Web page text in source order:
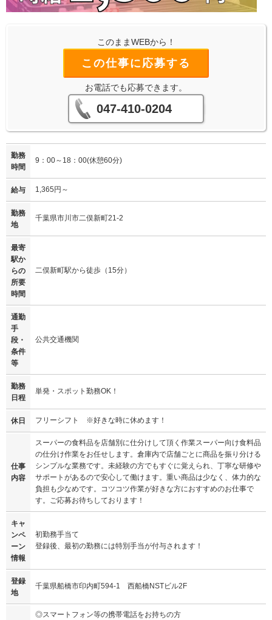
このままWEBから！
この仕事に応募する
お電話でも応募できます。
047-410-0204
勤務
時間
9：00～18：00(休憩60分)
給与 1,365円～
勤務
地
千葉県市川市二俣新町21-2
最寄
駅か
らの
所要
時間
二俣新町駅から徒歩（15分）
通勤
手
段・
条件
等
公共交通機関
勤務
日程
単発・スポット勤務OK！
休日 フリーシフト ※好きな時に休めます！
仕事
内容
スーパーの食料品を店舗別に仕分けして頂く作業スーパー向け食料品
の仕分け作業をお任せします。倉庫内で店舗ごとに商品を振り分ける
シンプルな業務です。未経験の方でもすぐに覚えられ、丁寧な研修や
サポートがあるので安心して働けます。重い商品は少なく、体力的な
負担も少なめです。コツコツ作業が好きな方におすすめのお仕事で
す。ご応募お待ちしております！
キャ
ンペ
ーン
情報
初勤務手当て
登録後、最初の勤務には特別手当が付与されます！
登録
地
千葉県船橋市印内町594-1 西船橋NSTビル2F
◎スマートフォン等の携帯電話をお持ちの方